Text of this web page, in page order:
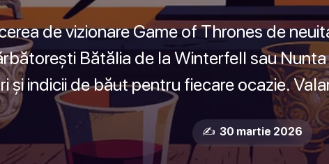
de vizionare Game of Thrones de
Bătălia de la Winterfell sau
și indicii de băut pentru fiecare ocazie.
✍️ 30 martie 2026